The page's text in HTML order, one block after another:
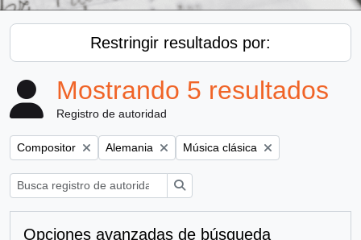
Restringir resultados por:
Mostrando 5 resultados
Registro de autoridad
Remove filter:
Compositor Remove filter:
Alemania Remove filter:
Música clásica
Opciones avanzadas de búsqueda